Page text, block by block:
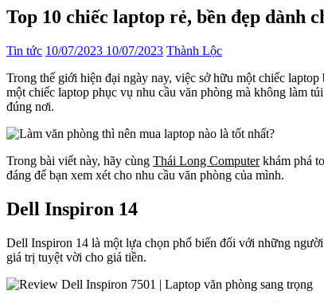
Top 10 chiếc laptop rẻ, bền đẹp dành
Tin tức 10/07/2023 10/07/2023 Thành Lộc
Trong thế giới hiện đại ngày nay, việc sở hữu một chiếc
một chiếc laptop phục vụ nhu cầu văn phòng mà không làm
đúng nơi.
Trong bài viết này, hãy cùng Thái Long Computerkhám phá
đáng để bạn xem xét cho nhu cầu văn phòng của mình.
Dell Inspiron 14
Dell Inspiron 14 là một lựa chọn phổ biến đối với những
giá trị tuyệt vời cho giá tiền.